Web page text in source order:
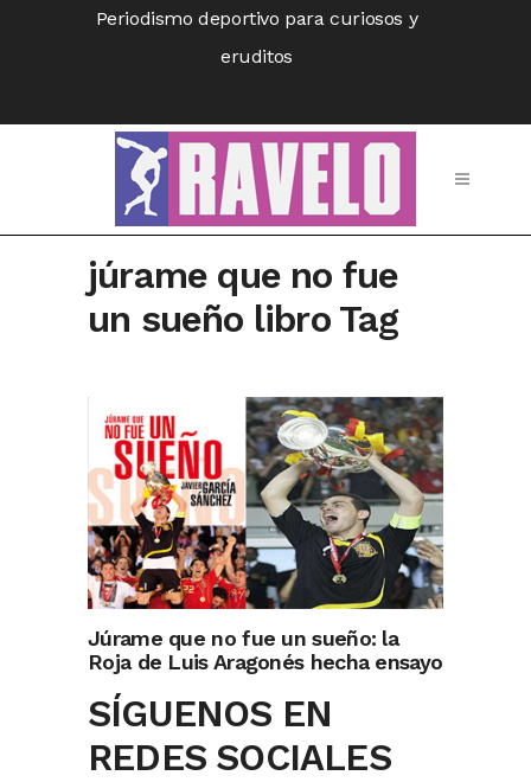
Periodismo deportivo para curiosos y
eruditos
júrame que no fue
un sueño libro Tag
Júrame que no fue un sueño: la
Roja de Luis Aragonés hecha ensayo
SÍGUENOS EN
REDES SOCIALES